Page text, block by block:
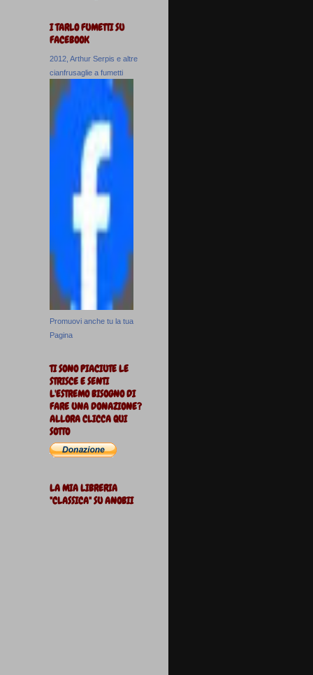
I TARLO FUMETTI SU
FACEBOOK
2012, Arthur Serpis e altre
cianfrusaglie a fumetti
Promuovi anche tu la tua
Pagina
TI SONO PIACIUTE LE
STRISCE E SENTI
L'ESTREMO BISOGNO DI
FARE UNA DONAZIONE?
ALLORA CLICCA QUI
SOTTO
LA MIA LIBRERIA
"CLASSICA" SU ANOBII